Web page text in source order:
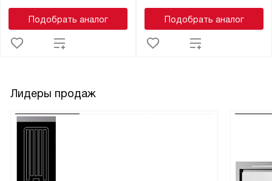
Подобрать аналог Подобрать аналог
Лидеры продаж